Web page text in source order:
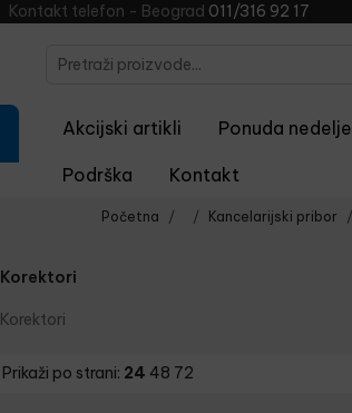
Kontakt telefon - Beograd 011/316 92 17
Akcijski artikli Ponuda nedelje
Podrška Kontakt
Početna Kancelarijski pribor
Korektori
Korektori
Prikaži po strani: 24 48 72